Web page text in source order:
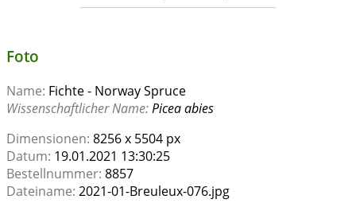
Foto
Name: Fichte - Norway Spruce
Wissenschaftlicher Name:Picea abies
Dimensionen: 8256 x 5504 px
Datum: 19.01.2021 13:30:25
Bestellnummer: 8857
Dateiname: 2021-01-Breuleux-076.jpg